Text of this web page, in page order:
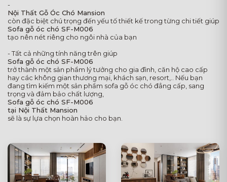
-
Nội Thất Gỗ Óc Chó Mansion
còn đặc biệt chú trọng đến yếu tố thiết kế trong từng chi tiết giúp
Sofa gỗ óc chó SF-M006
tạo nên nét riêng cho ngôi nhà của bạn
- Tất cả những tính năng trên giúp
Sofa gỗ óc chó SF-M006
trở thành một sản phẩm lý tưởng cho gia đình, căn hộ cao cấp
hay các không gian thương mại, khách sạn, resort,.. Nếu bạn
đang tìm kiếm một sản phẩm sofa gỗ óc chó đẳng cấp, sang
trọng và đảm bảo chất lượng,
Sofa gỗ óc chó SF-M006
tại Nội Thất Mansion
sẽ là sự lựa chọn hoàn hảo cho bạn.